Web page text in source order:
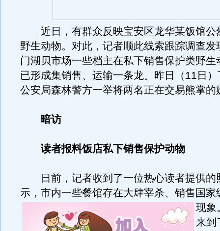
近日，有群众反映宝安区龙华某饭馆公
野生动物。对此，记者顺此线索跟踪调查发
门湖贝市场一些档主在私下销售保护类野生
已形成集销售、运输一条龙。昨日（11日
公安局森林警方一举将两名正在交易熊掌的
暗访
读者报料饭店私下销售保护动物
日前，记者收到了一位热心读者提供的
示，市内一些餐馆存在大肆宰杀、销售国家
现象
来到